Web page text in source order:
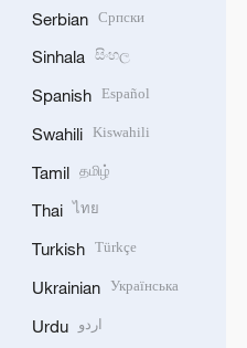
Serbian Српски
Sinhala සිංහල
Spanish Español
Swahili Kiswahili
Tamil தமிழ்
Thai ไทย
Turkish Türkçe
Ukrainian Українська
Urdu اردو